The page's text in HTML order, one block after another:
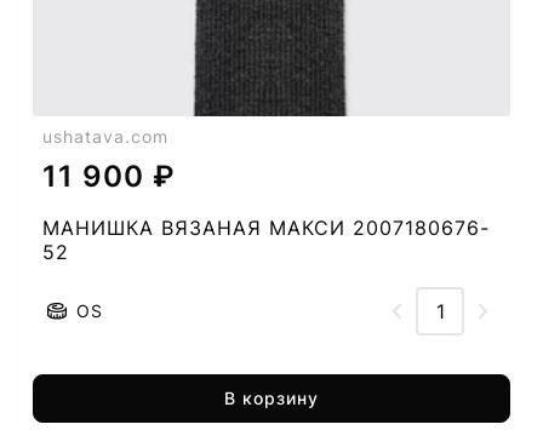
ushatava.com
11 900 ₽
МАНИШКА ВЯЗАНАЯ МАКСИ 2007180676-
52
OS
В корзину